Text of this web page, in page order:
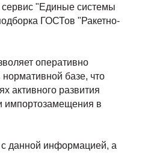
сервис "Единые системы
ГОСТов "Ракетно-
оперативно
базе, что
активного развития
импортозамещения в
данной информацией, а